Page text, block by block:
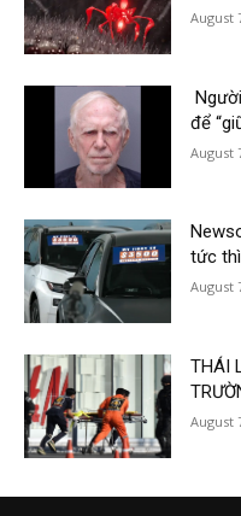
August
để
August
tức
August
THÁI
August